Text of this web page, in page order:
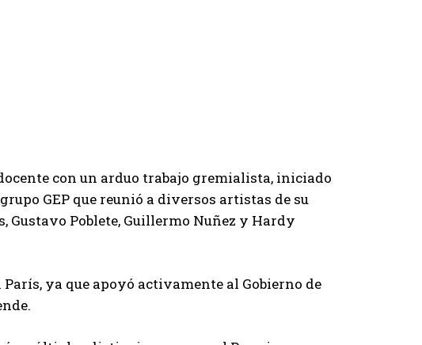
con un arduo trabajo gremialista, iniciado
GEP que reunió a diversos artistas de su
Poblete, Guillermo Nuñez y Hardy
ya que apoyó activamente al Gobierno de